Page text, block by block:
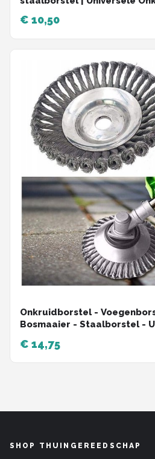
Onkruidverwijderaar -
Grastrimmer
€ 10,50
Onkruidborstel -
Bosmaaier - Staalborstel -
€ 14,75
SHOP THUINGEREEDSCHAP